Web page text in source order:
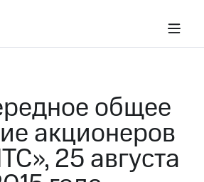
общее
акционеров
25 августа